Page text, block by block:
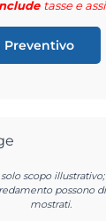
tasse e
Preventivo
scopo
possono
mostrati.